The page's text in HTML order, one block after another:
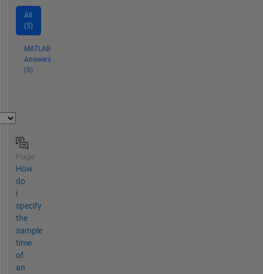
All
(5)
MATLAB
Answers
(5)
Frage
How
do
i
specify
the
sample
time
of
an